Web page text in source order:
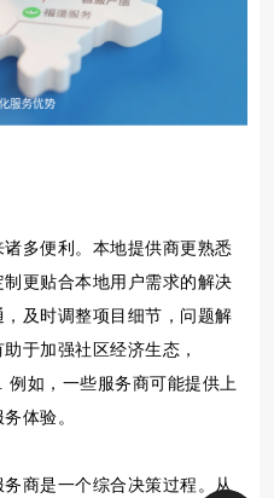
多便利。本地提供商更熟悉
更贴合本地用户需求的解决
及时调整项目细节，问题解
于加强社区经济生态，
例如，一些服务商可能提供上
体验。
商是一个综合决策过程。从